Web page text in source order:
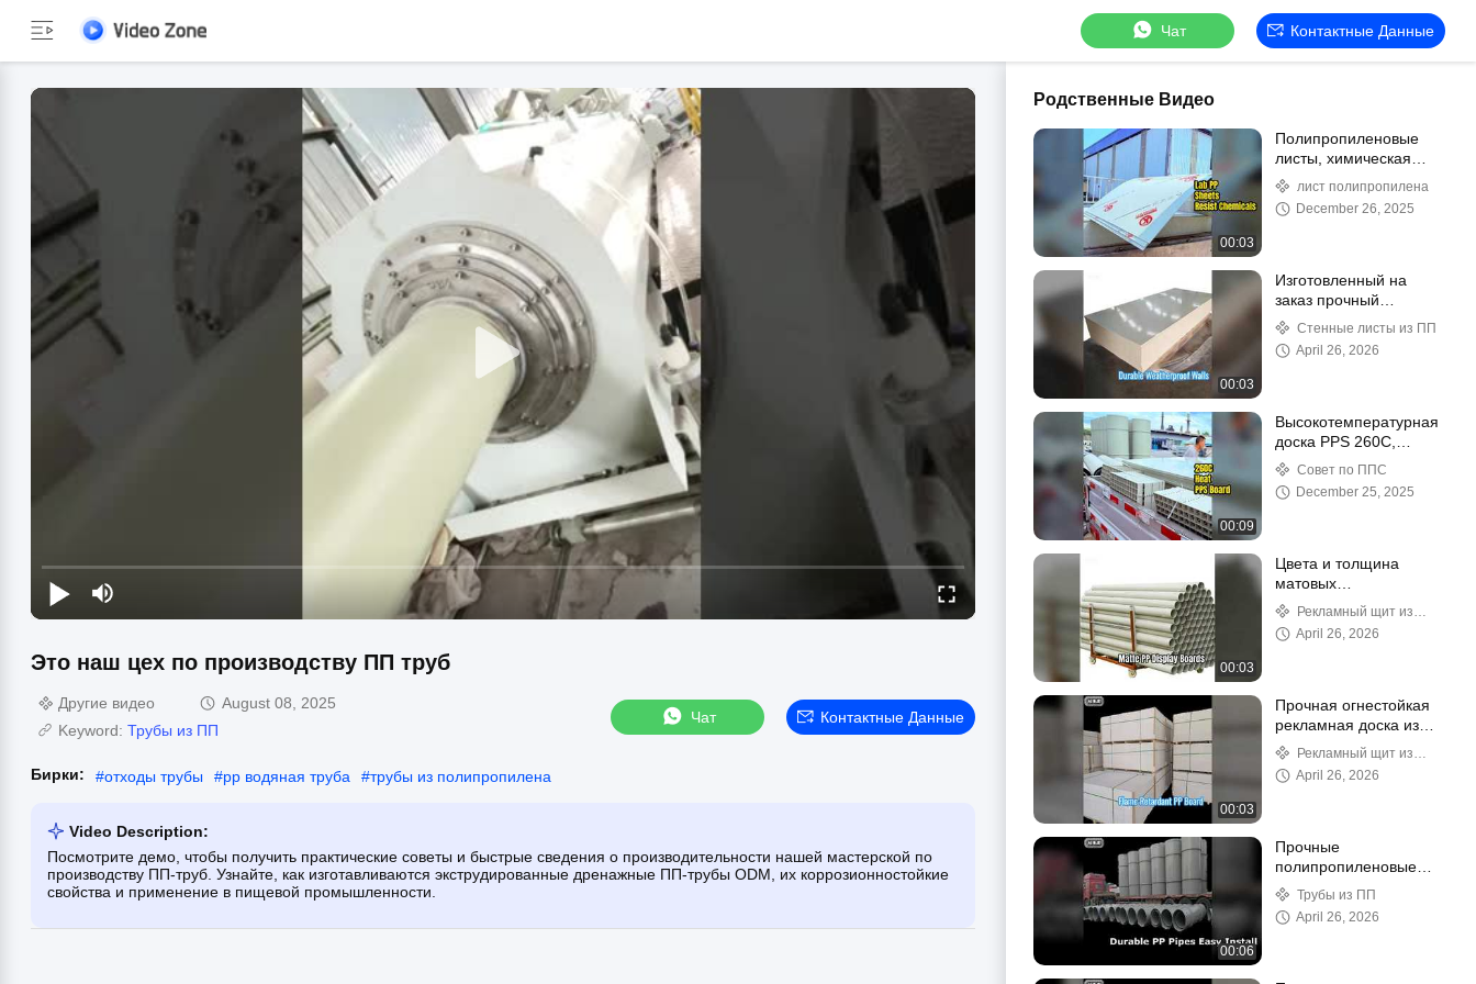
Чат Контактные Данные
Это наш цех по производству ПП труб
Другие видео
August 08, 2025
Keyword: Трубы из ПП
Чат Контактные Данные
Бирки: #отходы трубы #pp водяная труба #трубы из полипропилена
Video Description:
Посмотрите демо, чтобы получить практические советы и быстрые сведения о производительности нашей мастерской по
производству ПП-труб. Узнайте, как изготавливаются экструдированные дренажные ПП-трубы ODM, их коррозионностойкие
свойства и применение в пищевой промышленности.
Родственные Видео
00:03
Полипропиленовые
листы, химическая
стойкость,
лабораторное
использование
лист полипропилена
December 26, 2025
00:03
Изготовленный на
заказ прочный
настенный лист из
полипропилена,
устойчивый к
Стенные листы из ПП
April 26, 2026
00:09
Высокотемпературная
доска PPS 260C,
химическая
устойчивость
Совет по ППС
December 25, 2025
00:03
Цвета и толщина
матовых
полипропиленовых
дисплеев
Рекламный щит из
полипропилена
April 26, 2026
00:03
Прочная огнестойкая
рекламная доска из
ПП
Рекламный щит из
полипропилена
April 26, 2026
00:06
Прочные
полипропиленовые
трубы: длина 6 м,
простота установки
Трубы из ПП
April 26, 2026